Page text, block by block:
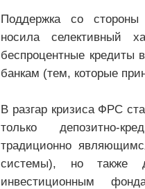
Поддержка со
носила селективный
беспроцентные
банкам (тем, которые
В разгар кризиса ФРС
только депозитно-
традиционно
системы), но также
инвестиционным